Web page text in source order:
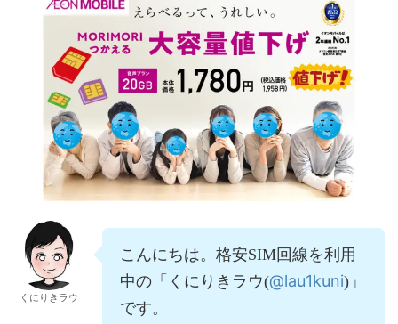
くにりきラウ
こんにちは。格安SIM回線を利用
中の「くにりきラウ(@lau1kuni)」
です。